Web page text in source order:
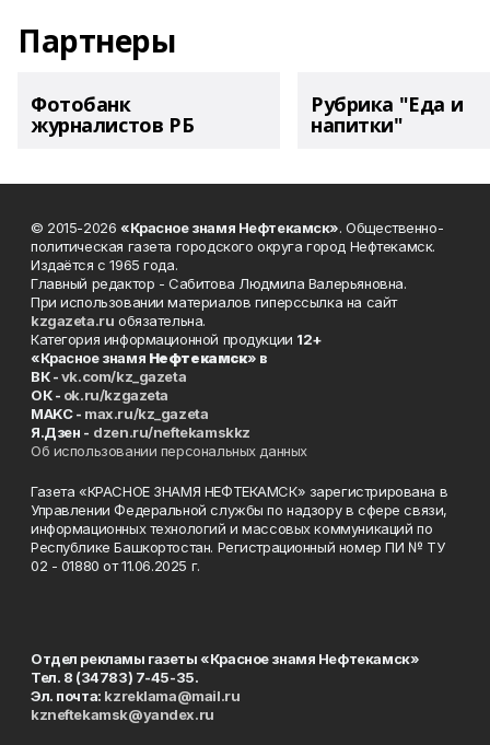
Партнеры
Фотобанк
журналистов РБ
Рубрика "Еда и
напитки"
© 2015-2026 «Красное знамя Нефтекамск». Общественно-
политическая газета городского округа город Нефтекамск.
Издаётся с 1965 года.
Главный редактор - Сабитова Людмила Валерьяновна.
При использовании материалов гиперссылка на сайт
kzgazeta.ru обязательна.
Категория информационной продукции 12+
«Красное знамя Нефтекамск» в
ВК -vk.com/kz_gazeta
ОК - ok.ru/kzgazeta
MAKC - max.ru/kz_gazeta
Я.Дзен - dzen.ru/neftekamskkz
Об использовании персональных данных
Газета «КРАСНОЕ ЗНАМЯ НЕФТЕКАМСК» зарегистрирована в
Управлении Федеральной службы по надзору в сфере связи,
информационных технологий и массовых коммуникаций по
Республике Башкортостан. Регистрационный номер ПИ № ТУ
02 - 01880 от 11.06.2025 г.
Отдел рекламы газеты «Красное знамя Нефтекамск»
Тел. 8 (34783) 7-45-35.
Эл. почта: kzreklama@mail.ru
kzneftekamsk@yandex.ru